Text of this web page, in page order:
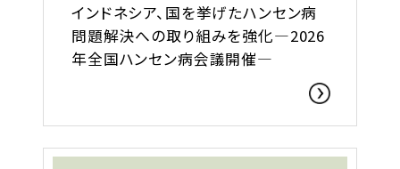
インドネシア、国を挙げたハンセン病
問題解決への取り組みを強化―2026
年全国ハンセン病会議開催―